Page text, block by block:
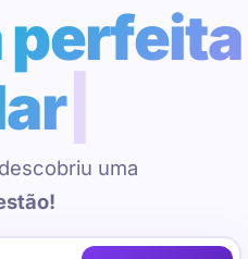
perfeita
uma